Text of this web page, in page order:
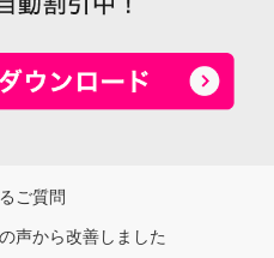
ご質問
声から改善しました